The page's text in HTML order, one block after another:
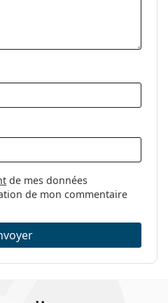
de vue
086 17 51
de mes données
de mon commentaire